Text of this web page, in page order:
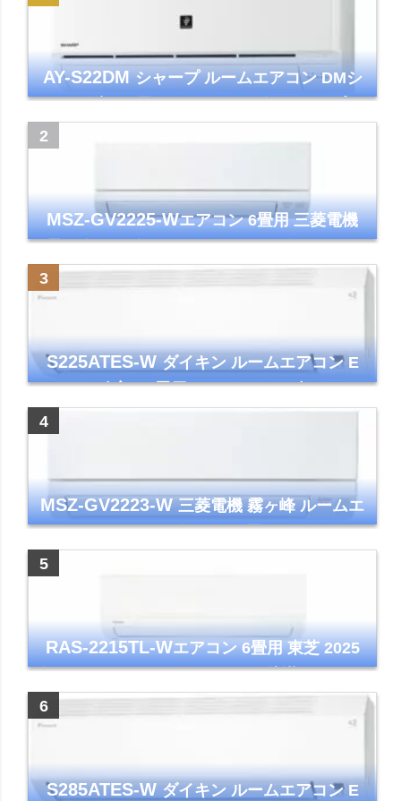
AY-S22DMシャープ ルームエアコン DMシ
リーズ 主に6畳 ホワイト 2024年モデル プラ
MSZ-GV2225-Wエアコン 6畳用 三菱電機
霧ヶ峰 2025年モデル GVシリーズ ピュアホ
ワイト 清潔 除湿 単相100V
S225ATES-Wダイキン ルームエアコン E
シリーズ 主に6畳用 ホワイト 2025年モデル
MSZ-GV2223-W三菱電機 霧ヶ峰 ルームエ
アコン GVシリーズ おもに6畳用 ピュアホワ
RAS-2215TL-Wエアコン 6畳用 東芝 2025
年モデル TLシリーズ ホワイト 壁掛け クーラ
ー コンパクト 清潔
S285ATES-Wダイキン ルームエアコン E